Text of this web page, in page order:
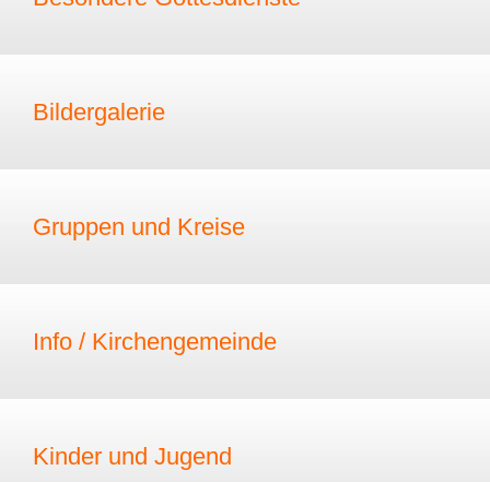
Bildergalerie
Gruppen und Kreise
Info / Kirchengemeinde
Kinder und Jugend